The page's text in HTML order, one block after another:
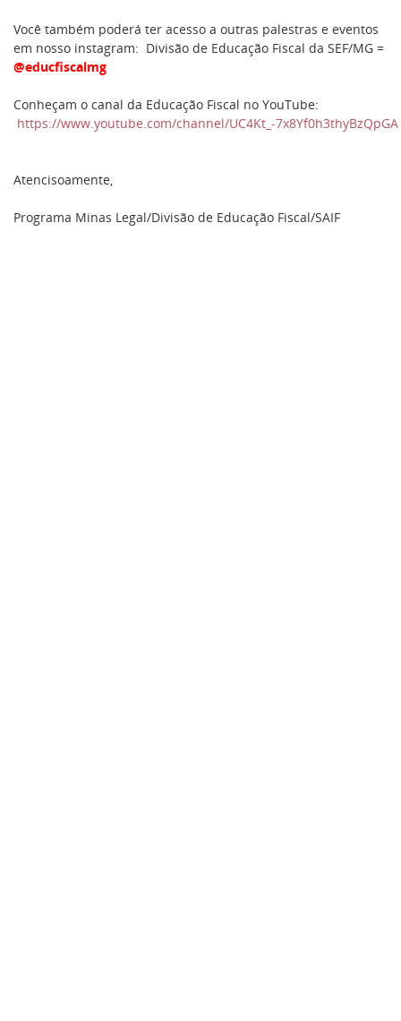
Você também poderá ter acesso a outras palestras e eventos
em nosso instagram: Divisão de Educação Fiscal da SEF/MG =
@educfiscalmg
Conheçam o canal da Educação Fiscal no YouTube:
https://www.youtube.com/channel/UC4Kt_-7x8Yf0h3thyBzQpGA
Atencisoamente,
Programa Minas Legal/Divisão de Educação Fiscal/SAIF